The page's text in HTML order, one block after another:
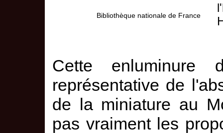
Bibliothèque nationale de France
Cette
représentative de
de la miniature au
pas vraiment les